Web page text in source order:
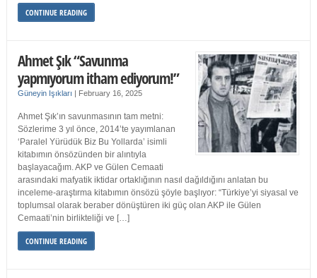
CONTINUE READING
Ahmet Şık “Savunma
yapmıyorum itham ediyorum!”
Güneyin Işıkları | February 16, 2025
Ahmet Şık’ın savunmasının tam metni:
Sözlerime 3 yıl önce, 2014’te yayımlanan
‘Paralel Yürüdük Biz Bu Yollarda’ isimli
kitabımın önsözünden bir alıntıyla
başlayacağım. AKP ve Gülen Cemaati
arasındaki mafyatik iktidar ortaklığının nasıl dağıldığını anlatan bu
inceleme-araştırma kitabımın önsözü şöyle başlıyor: “Türkiye’yi siyasal ve
toplumsal olarak beraber dönüştüren iki güç olan AKP ile Gülen
Cemaati’nin birlikteliği ve […]
CONTINUE READING